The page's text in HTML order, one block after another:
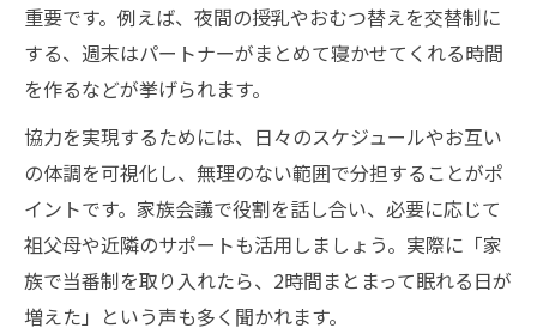
重要です。例えば、夜間の授乳やおむつ替えを交替制に
する、週末はパートナーがまとめて寝かせてくれる時間
を作るなどが挙げられます。
協力を実現するためには、日々のスケジュールやお互い
の体調を可視化し、無理のない範囲で分担することがポ
イントです。家族会議で役割を話し合い、必要に応じて
祖父母や近隣のサポートも活用しましょう。実際に「家
族で当番制を取り入れたら、2時間まとまって眠れる日が
増えた」という声も多く聞かれます。